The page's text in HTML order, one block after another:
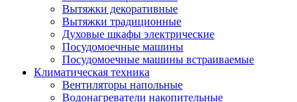
Вытяжки декоративные
Вытяжки традиционные
Духовые шкафы электрические
Посудомоечные машины
Посудомоечные машины встраиваемые
Климатическая техника
Вентиляторы напольные
Водонагреватели накопительные